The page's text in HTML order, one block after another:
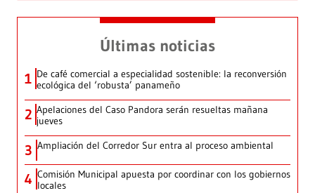
Últimas noticias
1 De café comercial a especialidad sostenible: la reconversión
ecológica del ‘robusta’ panameño
2 Apelaciones del Caso Pandora serán resueltas mañana
jueves
3 Ampliación del Corredor Sur entra al proceso ambiental
4 Comisión Municipal apuesta por coordinar con los gobiernos
locales